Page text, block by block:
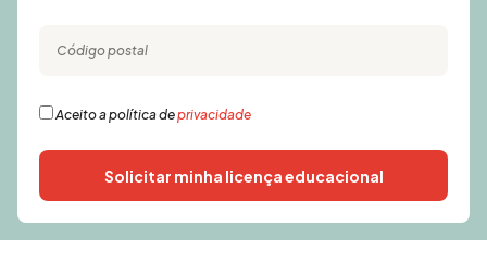
Aceito a política deprivacidade
Solicitar minha licença educacional